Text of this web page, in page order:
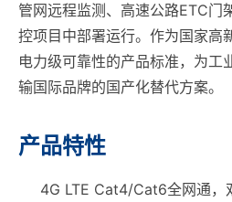
管网远程监测、高速公路ETC门
控项目中部署运行。作为国家高
电力级可靠性的产品标准，为工
输国际品牌的国产化替代方案。
产品特性
4G LTE Cat4/Cat6全网通，